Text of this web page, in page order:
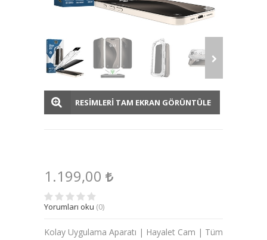
RESİMLERİ TAM EKRAN GÖRÜNTÜLE
1.199,00
Yorumları oku (0)
Kolay Uygulama Aparatı | Hayalet Cam | Tüm